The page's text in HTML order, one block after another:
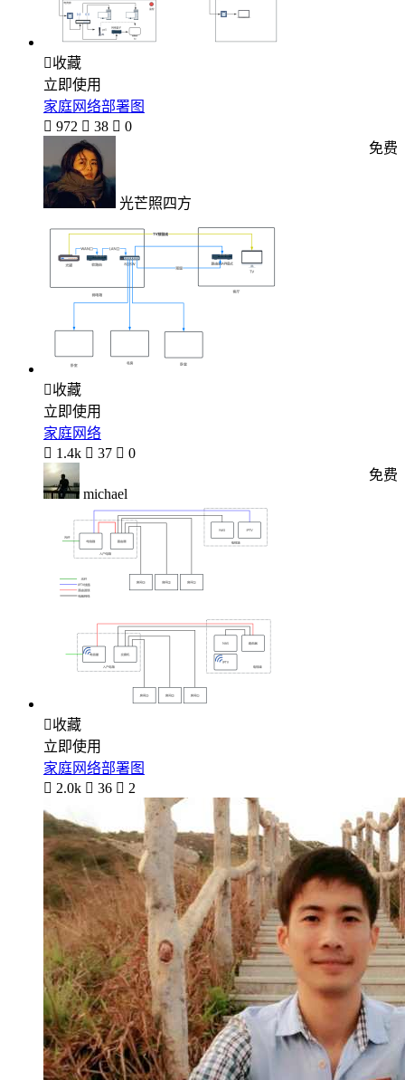
收藏
立即使用
家庭网络部署图
 972  38  0
光芒照四方
免费
收藏
立即使用
家庭网络
 1.4k  37  0
michael
免费
收藏
立即使用
家庭网络部署图
 2.0k  36  2